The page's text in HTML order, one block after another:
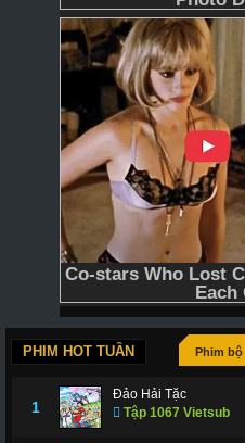
PHIM HOT TUẦN Phim bộ
1
Đảo Hải Tặc
Tập 1067 Vietsub